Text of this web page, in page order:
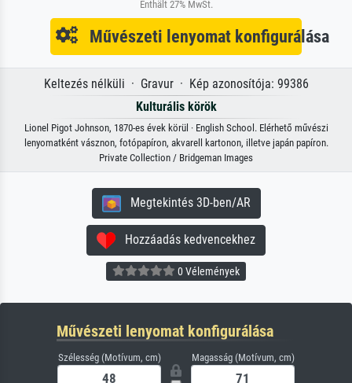
Enthält 27% MwSt.
Művészeti lenyomat konfigurálása
Keltezés nélküli · Gravur · Kép azonosítója: 99386
Kulturális körök
Lionel Pigot Johnson, 1870-es évek körül · English School. Elérhető művészi
lenyomatként vásznon, fotópapíron, akvarell kartonon, illetve japán papíron.
Private Collection / Bridgeman Images
Megtekintés 3D-ben/AR
Hozzáadás kedvencekhez
0 Vélemények
Művészeti lenyomat konfigurálása
Szélesség (Motívum, cm) Magasság (Motívum, cm)